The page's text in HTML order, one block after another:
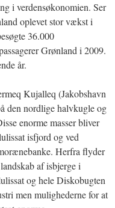
i verdensøkonomien. Ser
oplevet stor vækst i
36.000
Grønland i 2009.
år.
Kujalleq (Jakobshavn
den nordlige halvkugle og
enorme masser bliver
isfjord og ved
Herfra flyder
af isbjerge i
og hele Diskobugten
men mulighederne for at